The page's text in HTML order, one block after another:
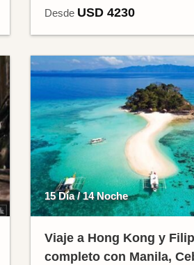
Desde USD 4230
15 Día / 14 Noche
Viaje a Hong Kong y
completo con Manila,